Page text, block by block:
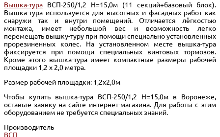
Вышка-тура ВСП-250/1,2 Н=15,0м (11 секций+базовый блок).
Вышка-тура используется для высотных и фасадных работ как
снаружи так и внутри помещений. Отличается лёгкостью
монтажа, имеет небольшой вес и возможность легко
перемещать вышку-туру при помощи специально установленных
прорезиненных колес. На установленном месте вышка-тура
фиксируется при помощи специальных винтовых тормозов.
Кроме этого вышка-тура имеет компактные размеры рабочей
площадки 1,2 х 2,0 метра.
Размер рабочей площадки: 1,2х2,0м
Чтобы купить вышка-тура ВСП-250/1,2 Н=15,0м в Воронеже,
оставьте заявку на сайте интернет-магазина. Для работы с этим
оборудованием не требуется специальных знаний.
Производитель
ВСП